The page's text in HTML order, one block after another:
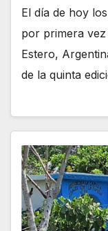
El día de hoy
por primera vez
Estero,
de la quinta